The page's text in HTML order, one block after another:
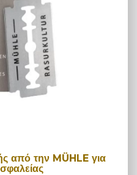
από την MÜHLE για